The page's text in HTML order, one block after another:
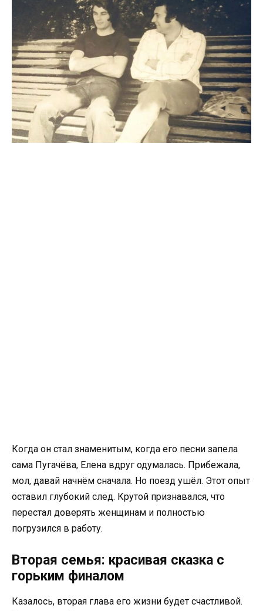
Когда он стал знаменитым, когда его песни запела
сама Пугачёва, Елена вдруг одумалась. Прибежала,
мол, давай начнём сначала. Но поезд ушёл. Этот опыт
оставил глубокий след. Крутой признавался, что
перестал доверять женщинам и полностью
погрузился в работу.
Вторая семья: красивая сказка с
горьким финалом
Казалось, вторая глава его жизни будет счастливой.